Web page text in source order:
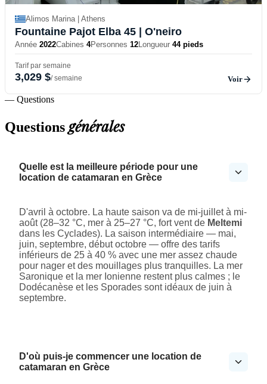
Alimos Marina | Athens
Fountaine Pajot Elba 45 | O'neiro
Année 2022Cabines 4Personnes 12Longueur 44 pieds
Tarif par semaine
3,029 $/ semaine Voir
— Questions
Questionsgénérales
Quelle est la meilleure période pour une
location de catamaran en Grèce
D'avril à octobre. La haute saison va de mi-juillet à mi-
août (28–32 °C, mer à 25–27 °C, fort vent de Meltemi
dans les Cyclades). La saison intermédiaire — mai,
juin, septembre, début octobre — offre des tarifs
inférieurs de 25 à 40 % avec une mer assez chaude
pour nager et des mouillages plus tranquilles. La mer
Saronique et la mer Ionienne restent plus calmes ; le
Dodécanèse et les Sporades sont idéaux de juin à
septembre.
D'où puis-je commencer une location de
catamaran en Grèce